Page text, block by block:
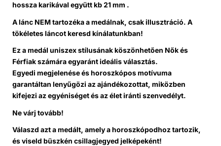
hossza karikával együttkb 21 mm .
A lánc NEM tartozéka a medálnak, csak illusztráció. A
tökéletes láncot keresd kínálatunkban!
Ez a medál uniszex stílusának köszönhetően Nők és
Férfiak számára egyaránt ideális választás.
Egyedi megjelenése és horoszkópos motívuma
garantáltan lenyűgözi az ajándékozottat, miközben
kifejezi az egyéniséget és az élet iránti szenvedélyt.
Ne várj tovább!
Válaszd azt a medált, amely a horoszkópodhoz tartozik,
és viseld büszkén csillagjegyed jelképeként!